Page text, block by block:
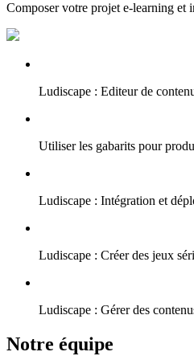
Composer votre projet e-learning et
Ludiscape : Editeur de
Utiliser les gabarits pour
Ludiscape : Intégration et
Ludiscape : Créer des jeux
Ludiscape : Gérer des
Notre équipe